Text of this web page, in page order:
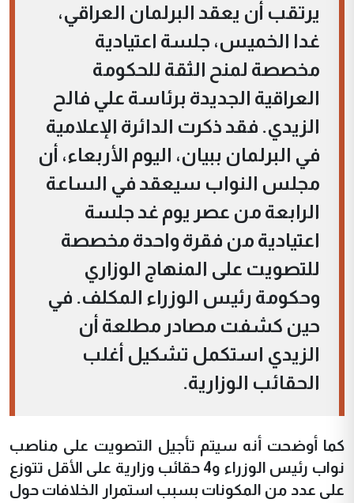
يرتقب أن يعقد البرلمان العراقي،
غدا الخميس، جلسة اعتيادية
مخصصة لمنح الثقة للحكومة
العراقية الجديدة برئاسة علي فالح
الزيدي. فقد ذكرت الدائرة الإعلامية
في البرلمان ببيان، اليوم الأربعاء، أن
مجلس النواب سيعقد في الساعة
الرابعة من عصر يوم غد جلسة
اعتيادية من فقرة واحدة مخصصة
للتصويت على المنهاج الوزاري
وحكومة رئيس الوزراء المكلف. في
حين كشفت مصادر مطلعة أن
الزيدي استكمل تشكيل أغلب
الحقائب الوزارية.
كما أوضحت أنه سيتم تأجيل التصويت على مناصب
نواب رئيس الوزراء و4 حقائب وزارية على الأقل تتوزع
على عدد من المكونات بسبب استمرار الخلافات حول